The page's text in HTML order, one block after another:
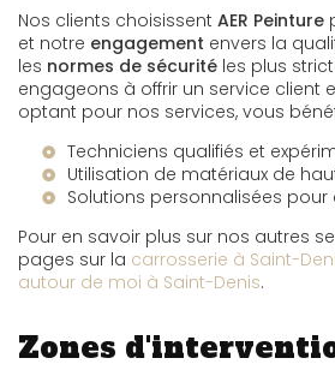
Nos clients choisissent AER Peinture
et notre engagement envers la
les normes de sécurité les plus
engageons à offrir un service client
optant pour nos services, vous
Techniciens qualifiés et
Utilisation de matériaux de
Solutions personnalisées
Pour en savoir plus sur nos autres
pages sur la carrosserie à Saint-
autour de moi à Saint-Denis.
Zones